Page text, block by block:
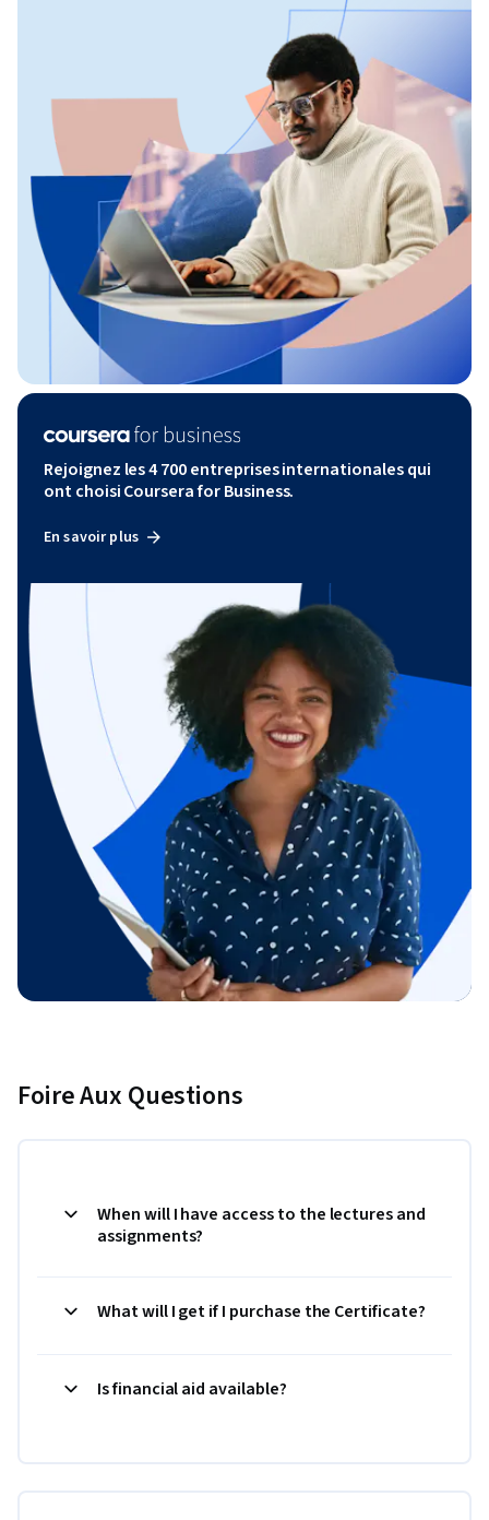
Rejoignez les 4 700 entreprises internationales qui
ont choisi Coursera for Business.
En savoir plus
Foire Aux Questions
When will I have access to the lectures and
assignments?
What will I get if I purchase the Certificate?
Is financial aid available?